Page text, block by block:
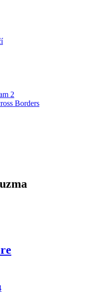
2
Borders